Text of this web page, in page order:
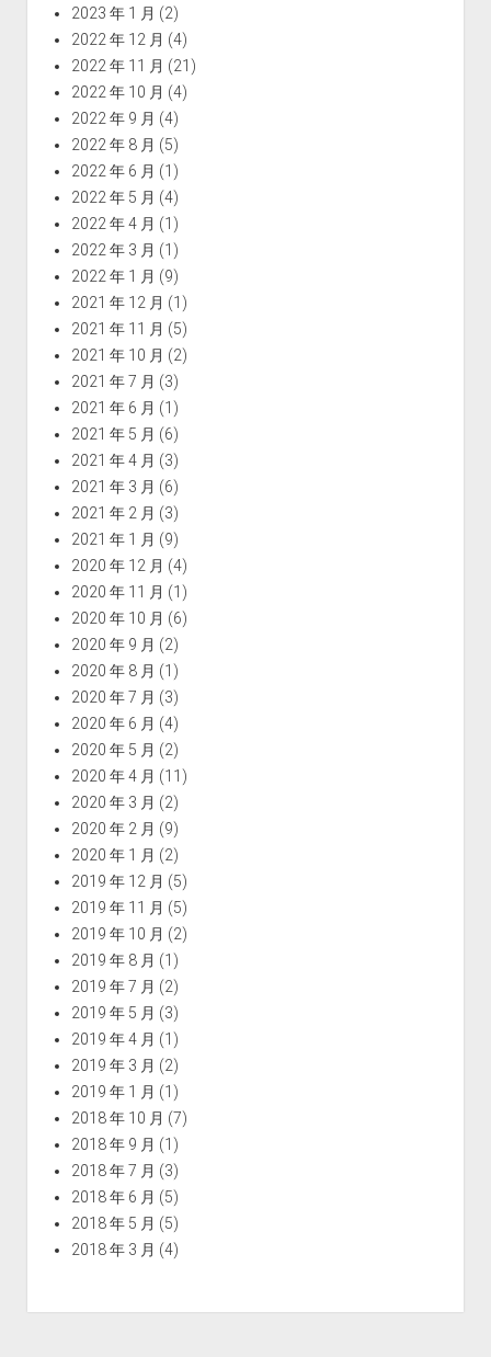
2023 年 1 月 (2)
2022 年 12 月 (4)
2022 年 11 月 (21)
2022 年 10 月 (4)
2022 年 9 月 (4)
2022 年 8 月 (5)
2022 年 6 月 (1)
2022 年 5 月 (4)
2022 年 4 月 (1)
2022 年 3 月 (1)
2022 年 1 月 (9)
2021 年 12 月 (1)
2021 年 11 月 (5)
2021 年 10 月 (2)
2021 年 7 月 (3)
2021 年 6 月 (1)
2021 年 5 月 (6)
2021 年 4 月 (3)
2021 年 3 月 (6)
2021 年 2 月 (3)
2021 年 1 月 (9)
2020 年 12 月 (4)
2020 年 11 月 (1)
2020 年 10 月 (6)
2020 年 9 月 (2)
2020 年 8 月 (1)
2020 年 7 月 (3)
2020 年 6 月 (4)
2020 年 5 月 (2)
2020 年 4 月 (11)
2020 年 3 月 (2)
2020 年 2 月 (9)
2020 年 1 月 (2)
2019 年 12 月 (5)
2019 年 11 月 (5)
2019 年 10 月 (2)
2019 年 8 月 (1)
2019 年 7 月 (2)
2019 年 5 月 (3)
2019 年 4 月 (1)
2019 年 3 月 (2)
2019 年 1 月 (1)
2018 年 10 月 (7)
2018 年 9 月 (1)
2018 年 7 月 (3)
2018 年 6 月 (5)
2018 年 5 月 (5)
2018 年 3 月 (4)